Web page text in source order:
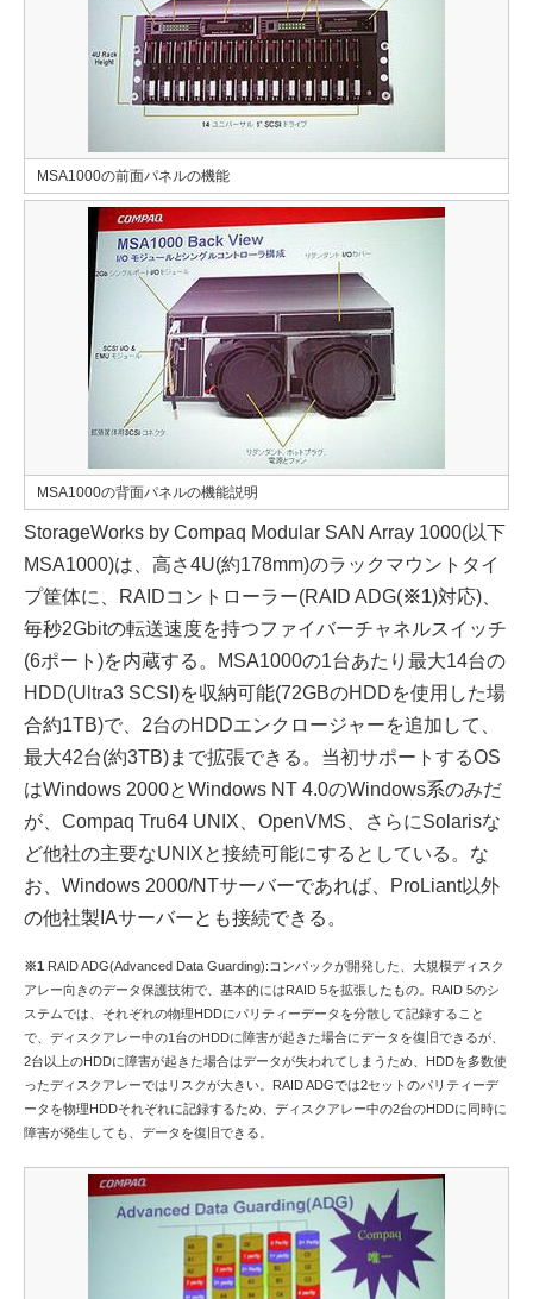
MSA1000の前面パネルの機能
MSA1000の背面パネルの機能説明
StorageWorks by Compaq Modular SAN Array 1000(以下
MSA1000)は、高さ4U(約178mm)のラックマウントタイ
プ筐体に、RAIDコントローラー(RAID ADG(※1)対応)、
毎秒2Gbitの転送速度を持つファイバーチャネルスイッチ
(6ポート)を内蔵する。MSA1000の1台あたり最大14台の
HDD(Ultra3 SCSI)を収納可能(72GBのHDDを使用した場
合約1TB)で、2台のHDDエンクロージャーを追加して、
最大42台(約3TB)まで拡張できる。当初サポートするOS
はWindows 2000とWindows NT 4.0のWindows系のみだ
が、Compaq Tru64 UNIX、OpenVMS、さらにSolarisな
ど他社の主要なUNIXと接続可能にするとしている。な
お、Windows 2000/NTサーバーであれば、ProLiant以外
の他社製IAサーバーとも接続できる。
※1 RAID ADG(Advanced Data Guarding):コンパックが開発した、大規模ディスク
アレー向きのデータ保護技術で、基本的にはRAID 5を拡張したもの。RAID 5のシ
ステムでは、それぞれの物理HDDにパリティーデータを分散して記録すること
で、ディスクアレー中の1台のHDDに障害が起きた場合にデータを復旧できるが、
2台以上のHDDに障害が起きた場合はデータが失われてしまうため、HDDを多数使
ったディスクアレーではリスクが大きい。RAID ADGでは2セットのパリティーデ
ータを物理HDDそれぞれに記録するため、ディスクアレー中の2台のHDDに同時に
障害が発生しても、データを復旧できる。